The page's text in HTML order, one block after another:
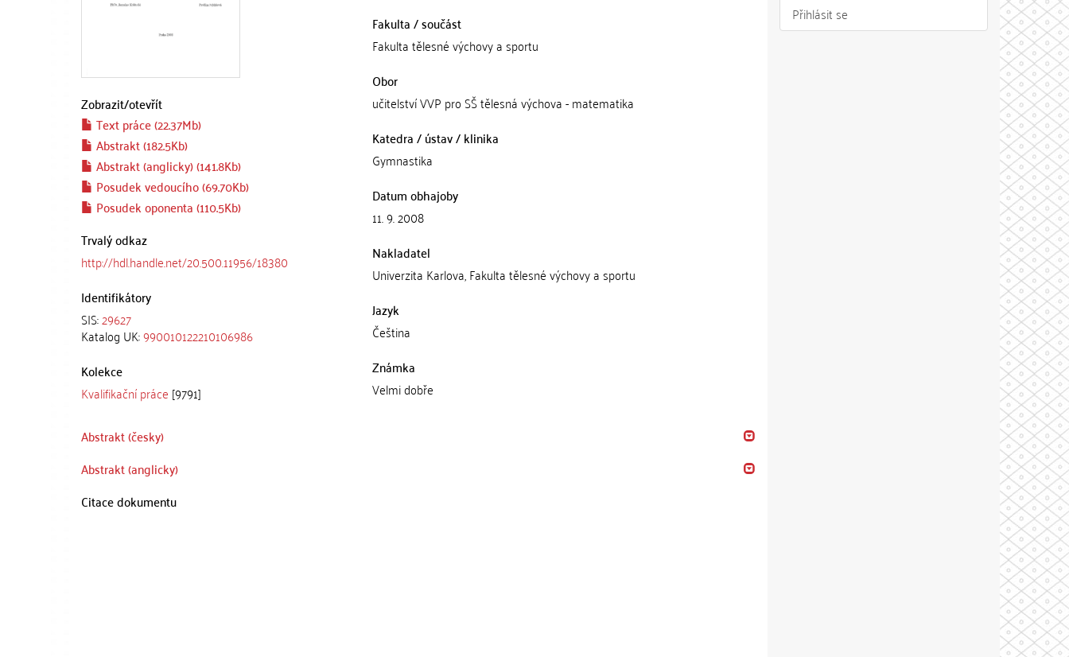
Zobrazit/otevřít
Text práce (22.37Mb)
Abstrakt (182.5Kb)
Abstrakt (anglicky) (141.8Kb)
Posudek vedoucího (69.70Kb)
Posudek oponenta (110.5Kb)
Trvalý odkaz
http://hdl.handle.net/20.500.11956/18380
Identifikátory
SIS:29627
Katalog UK:990010122210106986
Kolekce
Kvalifikační práce [9791]
Fakulta / součást
Fakulta tělesné výchovy a sportu
Obor
učitelství VVP pro SŠ tělesná výchova - matematika
Katedra / ústav / klinika
Gymnastika
Datum obhajoby
11. 9. 2008
Nakladatel
Univerzita Karlova, Fakulta tělesné výchovy a sportu
Jazyk
Čeština
Známka
Velmi dobře
Abstrakt (česky)
Abstrakt (anglicky)
Citace dokumentu
Přihlásit se